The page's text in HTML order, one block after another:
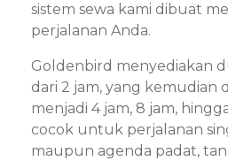
sistem sewa kami dibuat
perjalanan Anda.
Goldenbird menyediakan
dari 2 jam, yang kemudian
menjadi 4 jam, 8 jam,
cocok untuk perjalanan
maupun agenda padat,